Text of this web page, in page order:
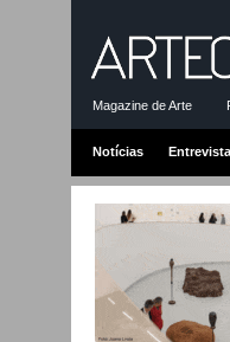
Magazine de Arte
Notícias Entrevista